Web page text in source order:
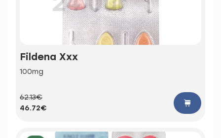
Fildena Xxx
100mg
62.13€
46.72€